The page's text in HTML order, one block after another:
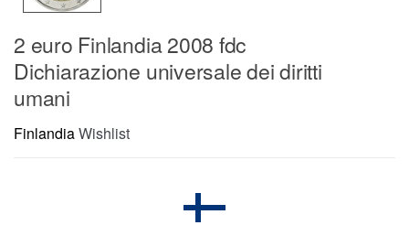
2 euro Finlandia 2008 fdc
Dichiarazione universale dei diritti
umani
FinlandiaWishlist